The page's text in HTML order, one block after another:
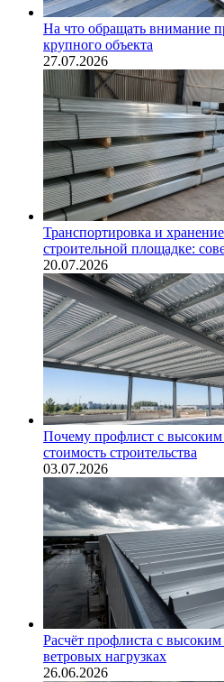
На что обращать внимание
крупного объекта
27.07.2026
Транспортировка и
строительной площадке:
20.07.2026
Почему профлист с
стоимость строительства
03.07.2026
Расчёт профлиста с
ветровых нагрузках
26.06.2026